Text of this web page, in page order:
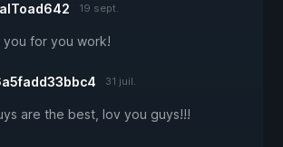
19 sept.
you for you work!
31 juil.
are the best, lov you guys!!!